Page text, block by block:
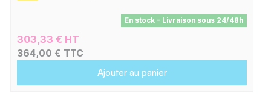
En stock - Livraison sous 24/48h
303,33 € HT
364,00 € TTC
Ajouter au panier